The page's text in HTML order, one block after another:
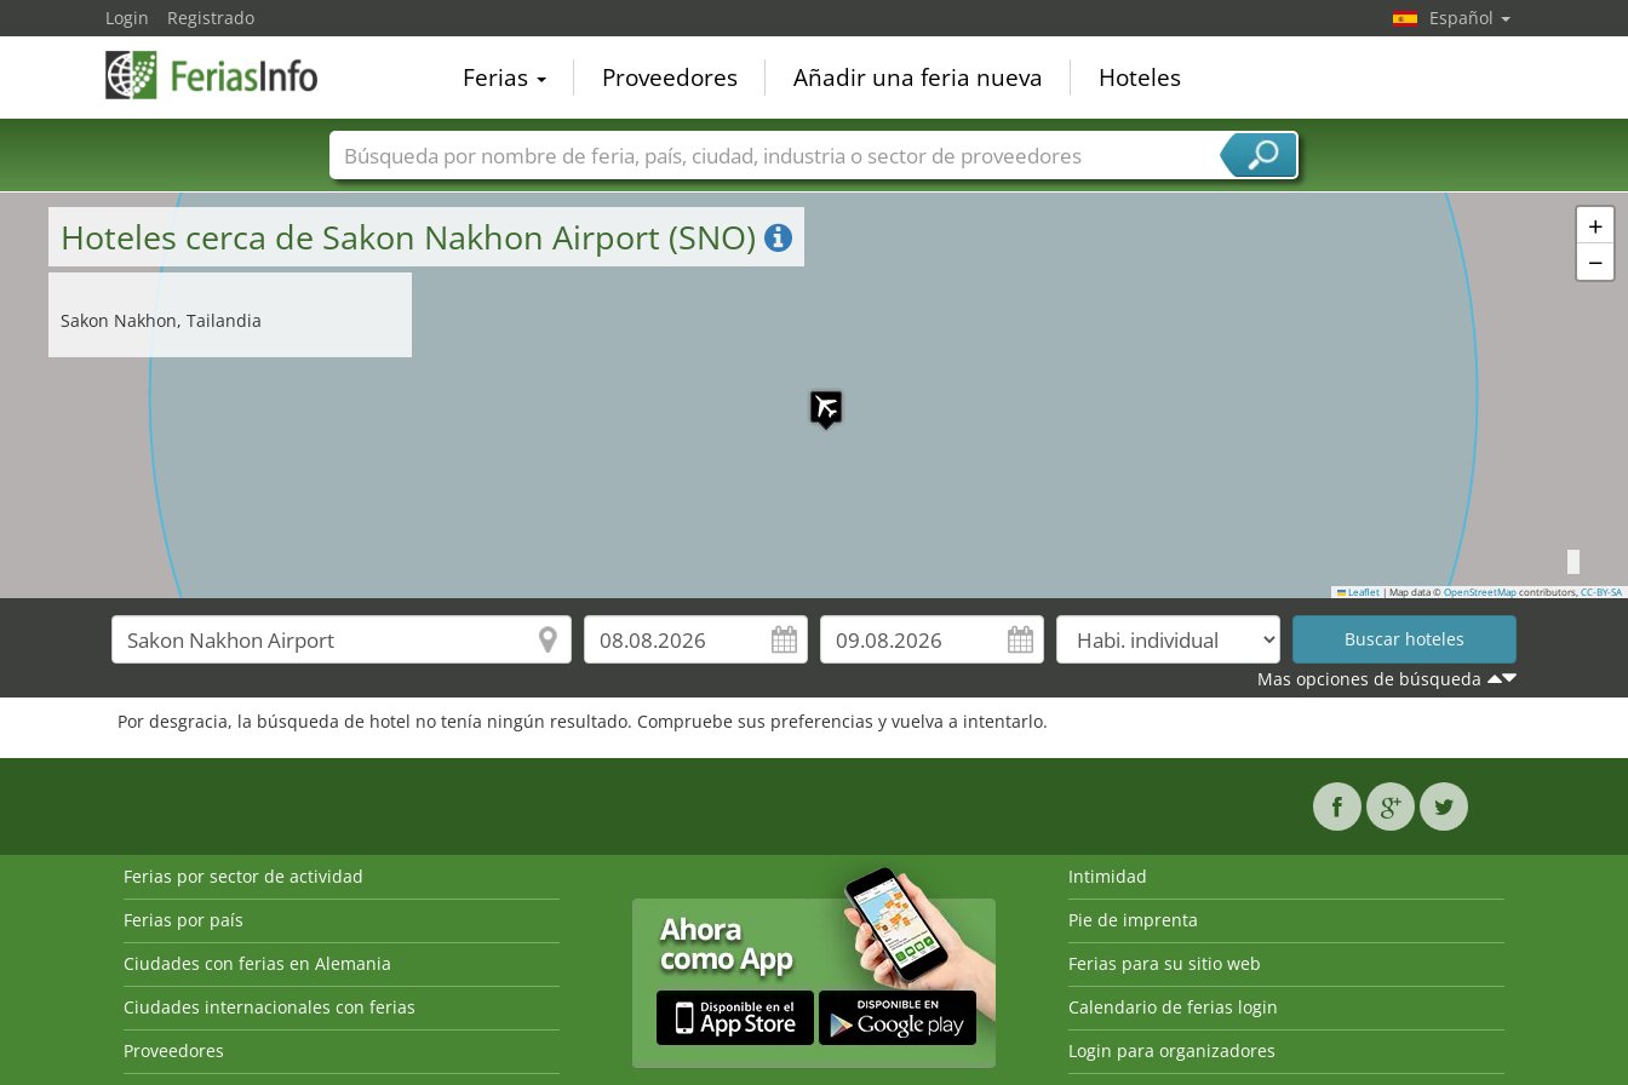
+
−
Leaflet | Map data © OpenStreetMap contributors, CC-BY-SA
Hoteles cerca de Sakon Nakhon Airport (SNO)
Sakon Nakhon, Tailandia
Mas opciones de búsqueda
Por desgracia, la búsqueda de hotel no tenía ningún resultado. Compruebe sus preferencias y vuelva a intentarlo.
Login Registrado Español
Ferias Proveedores Añadir una feria nueva Hoteles
Nombres de ferias Países Ciudades Sectores de ferias Sectores de proveedor de servicios
Ferias por sector de actividad
Ferias por país
Ciudades con ferias en Alemania
Ciudades internacionales con ferias
Proveedores
Intimidad
Pie de imprenta
Ferias para su sitio web
Calendario de ferias login
Login para organizadores